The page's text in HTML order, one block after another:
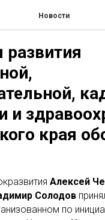
Новости
и
края
Алексей
Солодов
по